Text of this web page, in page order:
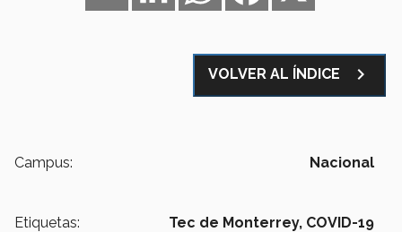
VOLVER AL ÍNDICE navigate_next
Campus: Nacional
Etiquetas: Tec de Monterrey, COVID-19